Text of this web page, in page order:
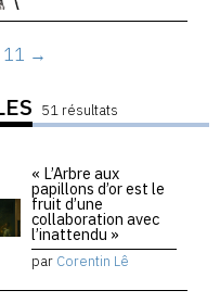
11 →
51 résultats
« L’Arbre aux
papillons d’or est le
fruit d’une
collaboration avec
l’inattendu »
par Corentin Lê